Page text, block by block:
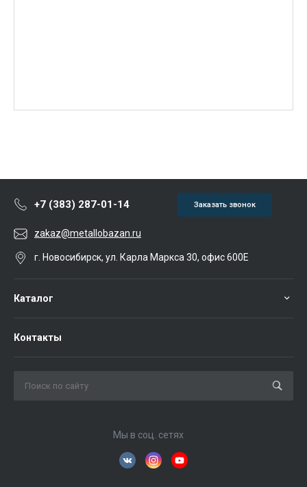
+7 (383) 287-01-14 Заказать звонок
zakaz@metallobazan.ru
г. Новосибирск, ул. Карла Маркса 30, офис 600Е
Каталог
Контакты
Мы в соц. сетях